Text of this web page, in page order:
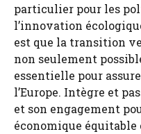
particulier pour les
l’innovation
est que la transition
non seulement
essentielle pour
l’Europe. Intègre et
et son engagement
économique